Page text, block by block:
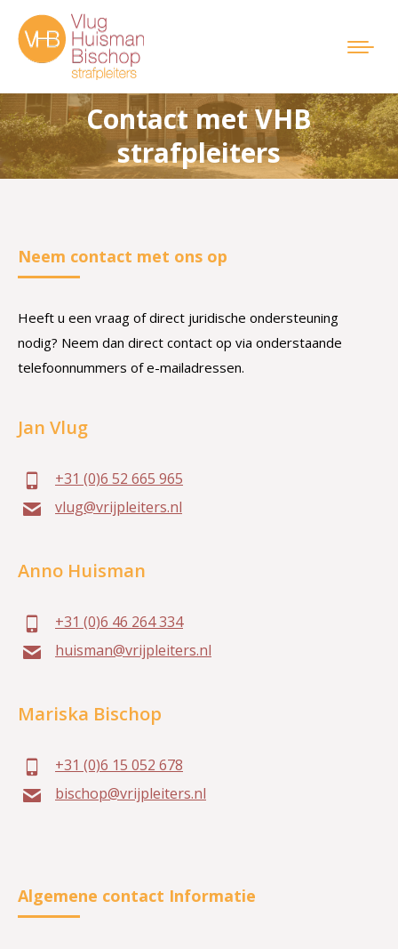
Contact met VHB
strafpleiters
Je bent hier:
Neem contact met ons op
Heeft u een vraag of direct juridische ondersteuning
nodig? Neem dan direct contact op via onderstaande
telefoonnummers of e-mailadressen.
Jan Vlug
+31 (0)6 52 665 965
vlug@vrijpleiters.nl
Anno Huisman
+31 (0)6 46 264 334
huisman@vrijpleiters.nl
Mariska Bischop
+31 (0)6 15 052 678
bischop@vrijpleiters.nl
Algemene contact Informatie